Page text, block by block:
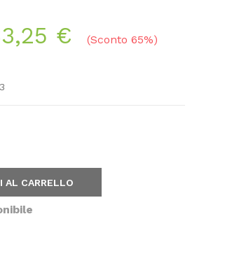
€ Sconto 65%
AL CARRELLO